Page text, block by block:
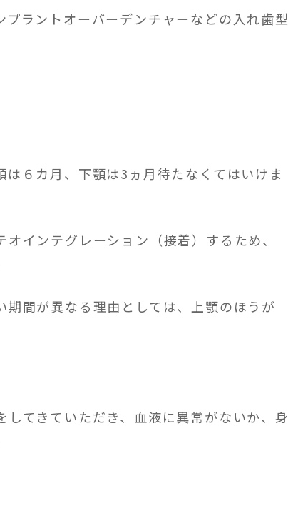
ラントオーバーデンチャーなどの入れ歯型
６カ月、下顎は3ヵ月待たなくてはいけま
インテグレーション（接着）するため、
期間が異なる理由としては、上顎のほうが
てきていただき、血液に異常がないか、身